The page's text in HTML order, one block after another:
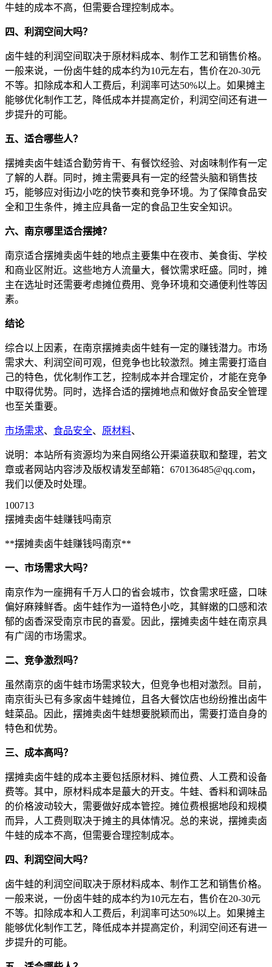
牛蛙的成本不高，但需要合理控制成本。
四、利润空间大吗？
卤牛蛙的利润空间取决于原材料成本、制作工艺和销售价格。
一般来说，一份卤牛蛙的成本约为10元左右，售价在20-30元
不等。扣除成本和人工费后，利润率可达50%以上。如果摊主
能够优化制作工艺，降低成本并提高定价，利润空间还有进一
步提升的可能。
五、适合哪些人？
摆摊卖卤牛蛙适合勤劳肯干、有餐饮经验、对卤味制作有一定
了解的人群。同时，摊主需要具有一定的经营头脑和销售技
巧，能够应对街边小吃的快节奏和竞争环境。为了保障食品安
全和卫生条件，摊主应具备一定的食品卫生安全知识。
六、南京哪里适合摆摊？
南京适合摆摊卖卤牛蛙的地点主要集中在夜市、美食街、学校
和商业区附近。这些地方人流量大，餐饮需求旺盛。同时，摊
主在选址时还需要考虑摊位费用、竞争环境和交通便利性等因
素。
结论
综合以上因素，在南京摆摊卖卤牛蛙有一定的赚钱潜力。市场
需求大、利润空间可观，但竞争也比较激烈。摊主需要打造自
己的特色，优化制作工艺，控制成本并合理定价，才能在竞争
中取得优势。同时，选择合适的摆摊地点和做好食品安全管理
也至关重要。
市场需求、 食品安全、 原材料、
说明：本站所有资源均为来自网络公开渠道获取和整理，若文
章或者网站内容涉及版权请发至邮箱：670136485@qq.com，
我们以便及时处理。
100713
摆摊卖卤牛蛙赚钱吗南京
**摆摊卖卤牛蛙赚钱吗南京**
一、市场需求大吗？
南京作为一座拥有千万人口的省会城市，饮食需求旺盛，口味
偏好麻辣鲜香。卤牛蛙作为一道特色小吃，其鲜嫩的口感和浓
郁的卤香深受南京市民的喜爱。因此，摆摊卖卤牛蛙在南京具
有广阔的市场需求。
二、竞争激烈吗？
虽然南京的卤牛蛙市场需求较大，但竞争也相对激烈。目前，
南京街头已有多家卤牛蛙摊位，且各大餐饮店也纷纷推出卤牛
蛙菜品。因此，摆摊卖卤牛蛙想要脱颖而出，需要打造自身的
特色和优势。
三、成本高吗？
摆摊卖卤牛蛙的成本主要包括原材料、摊位费、人工费和设备
费等。其中，原材料成本是蕞大的开支。牛蛙、香料和调味品
的价格波动较大，需要做好成本管控。摊位费根据地段和规模
而异，人工费则取决于摊主的具体情况。总的来说，摆摊卖卤
牛蛙的成本不高，但需要合理控制成本。
四、利润空间大吗？
卤牛蛙的利润空间取决于原材料成本、制作工艺和销售价格。
一般来说，一份卤牛蛙的成本约为10元左右，售价在20-30元
不等。扣除成本和人工费后，利润率可达50%以上。如果摊主
能够优化制作工艺，降低成本并提高定价，利润空间还有进一
步提升的可能。